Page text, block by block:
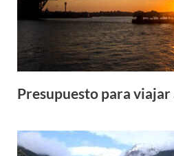
Presupuesto para